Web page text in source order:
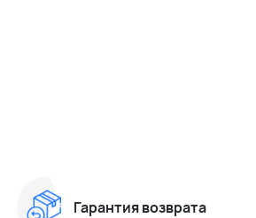
Гарантия возврата